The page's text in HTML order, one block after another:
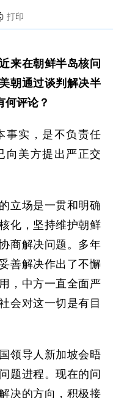
打印
来在朝鲜半岛核问
朝通过谈判解决半
何评论？
实，是不负责任
向美方提出严正交
场是一贯和明确
化，坚持维护朝鲜
商解决问题。多年
善解决作出了不懈
，中方一直全面严
会对这一切是有目
导人新加坡会晤
题进程。现在的问
决的方向，积极接